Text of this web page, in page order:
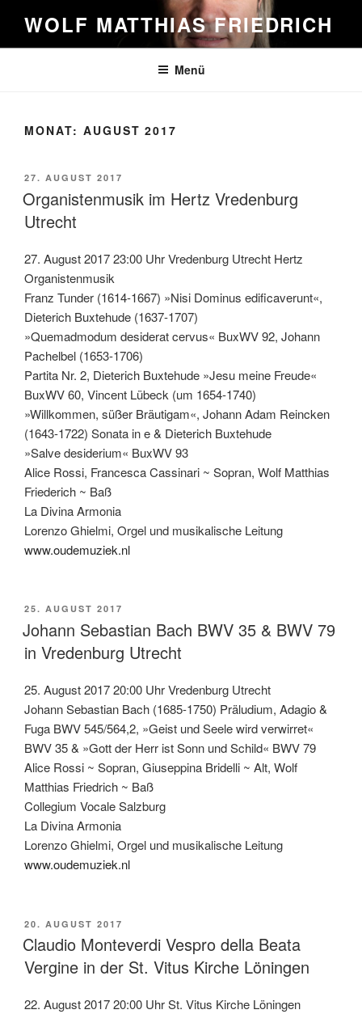
Inhalt
springen
WOLF MATTHIAS FRIEDRICH
Menü
MONAT: AUGUST 2017
VERÖFFENTLICHT
AM
27. AUGUST 2017
Organistenmusik im Hertz Vredenburg
Utrecht
27. August 2017 23:00 Uhr Vredenburg Utrecht Hertz
Organistenmusik
Franz Tunder (1614-1667) »Nisi Dominus edificaverunt«,
Dieterich Buxtehude (1637-1707)
»Quemadmodum desiderat cervus« BuxWV 92, Johann
Pachelbel (1653-1706)
Partita Nr. 2, Dieterich Buxtehude »Jesu meine Freude«
BuxWV 60, Vincent Lübeck (um 1654-1740)
»Willkommen, süßer Bräutigam«, Johann Adam Reincken
(1643-1722) Sonata in e & Dieterich Buxtehude
»Salve desiderium« BuxWV 93
Alice Rossi, Francesca Cassinari ~ Sopran, Wolf Matthias
Friederich ~ Baß
La Divina Armonia
Lorenzo Ghielmi, Orgel und musikalische Leitung
www.oudemuziek.nl
VERÖFFENTLICHT
AM
25. AUGUST 2017
Johann Sebastian Bach BWV 35 & BWV 79
in Vredenburg Utrecht
25. August 2017 20:00 Uhr Vredenburg Utrecht
Johann Sebastian Bach (1685-1750) Präludium, Adagio &
Fuga BWV 545/564,2, »Geist und Seele wird verwirret«
BWV 35 & »Gott der Herr ist Sonn und Schild« BWV 79
Alice Rossi ~ Sopran, Giuseppina Bridelli ~ Alt, Wolf
Matthias Friedrich ~ Baß
Collegium Vocale Salzburg
La Divina Armonia
Lorenzo Ghielmi, Orgel und musikalische Leitung
www.oudemuziek.nl
VERÖFFENTLICHT
AM
20. AUGUST 2017
Claudio Monteverdi Vespro della Beata
Vergine in der St. Vitus Kirche Löningen
22. August 2017 20:00 Uhr St. Vitus Kirche Löningen